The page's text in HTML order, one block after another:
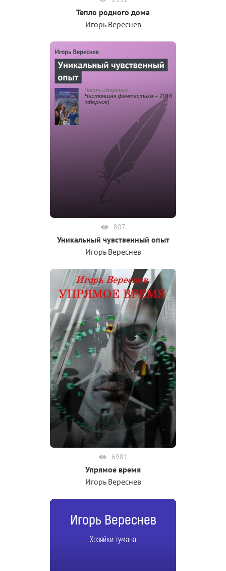
Тепло родного дома
Игорь Вереснев
807
Уникальный чувственный опыт
Игорь Вереснев
6981
Упрямое время
Игорь Вереснев
Игорь Вереснев
Хозяйки тумана